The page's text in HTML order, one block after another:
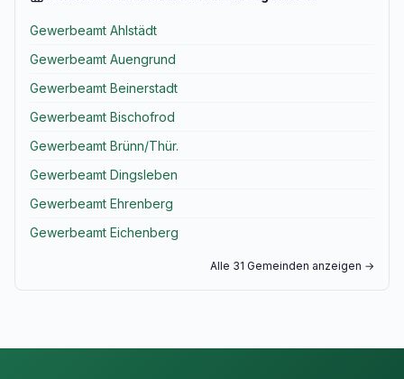
Gewerbeamt Ahlstädt
Gewerbeamt Auengrund
Gewerbeamt Beinerstadt
Gewerbeamt Bischofrod
Gewerbeamt Brünn/Thür.
Gewerbeamt Dingsleben
Gewerbeamt Ehrenberg
Gewerbeamt Eichenberg
Alle 31 Gemeinden anzeigen →